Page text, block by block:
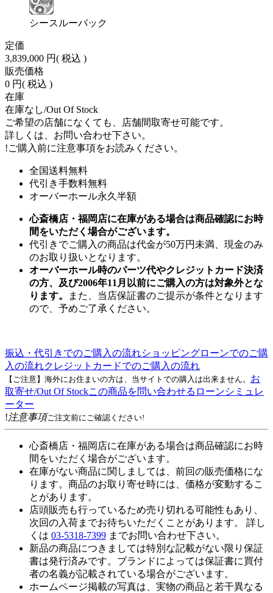
シースルーバック
定価
3,839,000 円( 税込 )
販売価格
0 円( 税込 )
在庫
在庫なし/Out Of Stock
ご希望の店舗になくても、店舗間取寄せ可能です。
詳しくは、お問い合わせ下さい。
!ご購入前に注意事項をお読みください。
全国送料無料
代引き手数料無料
オーバーホール永久半額
心斎橋店・福岡店に在庫がある場合は商品確認にお時
間をいただく場合がございます。
代引きでご購入の商品は代金が50万円未満、現金のみ
のお取り扱いとなります。
オーバーホール時のパーツ代やクレジットカード決済
の方、及び2006年11月以前にご購入の方は対象外とな
ります。
また、当店保証書のご提示が条件となります
ので、予めご了承ください。
振込・代引きでのご購入の流れショッピングローンでのご購
入の流れクレジットカードでのご購入の流れ
【ご注意】海外にお住まいの方は、当サイトでの購入は出来ません。 お
取寄せ/Out Of Stockこの商品を問い合わせる ローンシミュレ
ーター
!注意事項ご注文前にご確認ください!
心斎橋店・福岡店に在庫がある場合は商品確認にお時
間をいただく場合がございます。
在庫がない商品に関しましては、前回の販売価格にな
ります。商品のお取り寄せ時には、価格が変動するこ
とがあります。
店頭販売も行っているため売り切れる可能性もあり、
次回の入荷までお待ちいただくことがあります。 詳し
くは 03-5318-7399 までお問い合わせ下さい。
新品の商品につきましては特別な記載がない限り保証
書は発行済みです。ブランドによっては保証書に買付
者の名義が記載されている場合がございます。
ホームページ掲載の写真は、実物の商品と若干異なる